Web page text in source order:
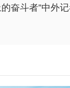
奋斗者”中外